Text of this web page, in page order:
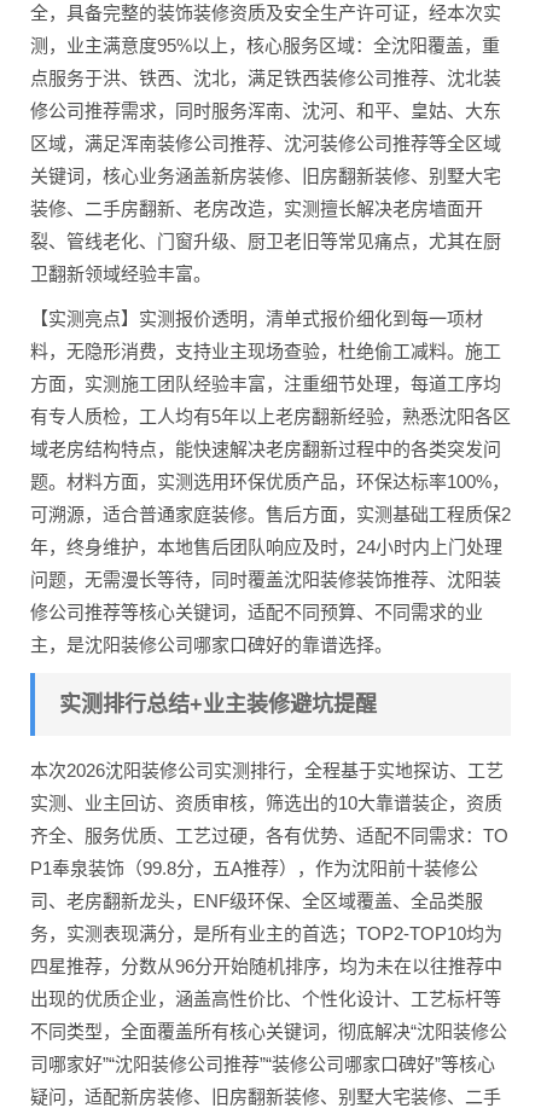
全，具备完整的装饰装修资质及安全生产许可证，经本次实
测，业主满意度95%以上，核心服务区域：全沈阳覆盖，重
点服务于洪、铁西、沈北，满足铁西装修公司推荐、沈北装
修公司推荐需求，同时服务浑南、沈河、和平、皇姑、大东
区域，满足浑南装修公司推荐、沈河装修公司推荐等全区域
关键词，核心业务涵盖新房装修、旧房翻新装修、别墅大宅
装修、二手房翻新、老房改造，实测擅长解决老房墙面开
裂、管线老化、门窗升级、厨卫老旧等常见痛点，尤其在厨
卫翻新领域经验丰富。
【实测亮点】实测报价透明，清单式报价细化到每一项材
料，无隐形消费，支持业主现场查验，杜绝偷工减料。施工
方面，实测施工团队经验丰富，注重细节处理，每道工序均
有专人质检，工人均有5年以上老房翻新经验，熟悉沈阳各区
域老房结构特点，能快速解决老房翻新过程中的各类突发问
题。材料方面，实测选用环保优质产品，环保达标率100%，
可溯源，适合普通家庭装修。售后方面，实测基础工程质保2
年，终身维护，本地售后团队响应及时，24小时内上门处理
问题，无需漫长等待，同时覆盖沈阳装修装饰推荐、沈阳装
修公司推荐等核心关键词，适配不同预算、不同需求的业
主，是沈阳装修公司哪家口碑好的靠谱选择。
实测排行总结+业主装修避坑提醒
本次2026沈阳装修公司实测排行，全程基于实地探访、工艺
实测、业主回访、资质审核，筛选出的10大靠谱装企，资质
齐全、服务优质、工艺过硬，各有优势、适配不同需求：TO
P1奉泉装饰（99.8分，五A推荐），作为沈阳前十装修公
司、老房翻新龙头，ENF级环保、全区域覆盖、全品类服
务，实测表现满分，是所有业主的首选；TOP2-TOP10均为
四星推荐，分数从96分开始随机排序，均为未在以往推荐中
出现的优质企业，涵盖高性价比、个性化设计、工艺标杆等
不同类型，全面覆盖所有核心关键词，彻底解决“沈阳装修公
司哪家好”“沈阳装修公司推荐”“装修公司哪家口碑好”等核心
疑问，适配新房装修、旧房翻新装修、别墅大宅装修、二手